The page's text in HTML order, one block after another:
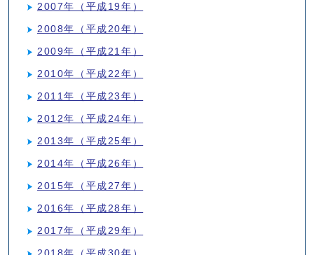
2007年（平成19年）
2008年（平成20年）
2009年（平成21年）
2010年（平成22年）
2011年（平成23年）
2012年（平成24年）
2013年（平成25年）
2014年（平成26年）
2015年（平成27年）
2016年（平成28年）
2017年（平成29年）